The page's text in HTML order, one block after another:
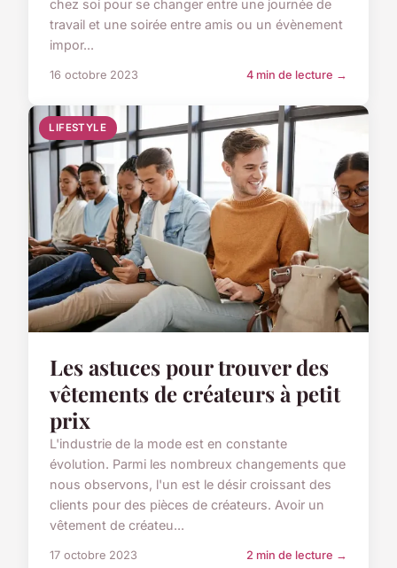
chez soi pour se changer entre une journée de
travail et une soirée entre amis ou un évènement
impor...
16 octobre 2023 4 min de lecture →
LIFESTYLE
Les astuces pour trouver des
vêtements de créateurs à petit
prix
L'industrie de la mode est en constante
évolution. Parmi les nombreux changements que
nous observons, l'un est le désir croissant des
clients pour des pièces de créateurs. Avoir un
vêtement de créateu...
17 octobre 2023 2 min de lecture →